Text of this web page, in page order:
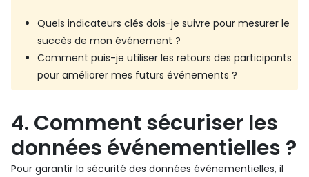
Quels indicateurs clés dois-je suivre pour mesurer le
succès de mon événement ?
Comment puis-je utiliser les retours des participants
pour améliorer mes futurs événements ?
4. Comment sécuriser les
données événementielles ?
Pour garantir la sécurité des données événementielles, il